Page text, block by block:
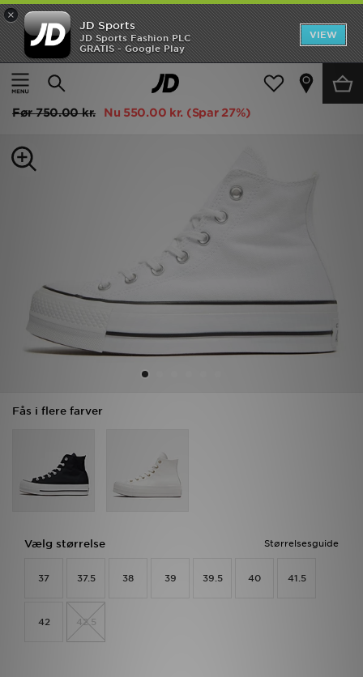
×
JD Sports
JD Sports Fashion PLC
GRATIS - Google Play
VIEW
Hjem
Damer Damesko Trainers
Converse All Star Lift High Platform Dame
Før750.00 kr. Nu 550.00 kr. (Spar 27%)
Fås i flere farver
Størrelsesguide
Vælg størrelse
37 37.5 38 39 39.5 40 41.5
42 42.5
Hjem
Udsalg
Damer
Brands
Mine beskeder
JD Blog